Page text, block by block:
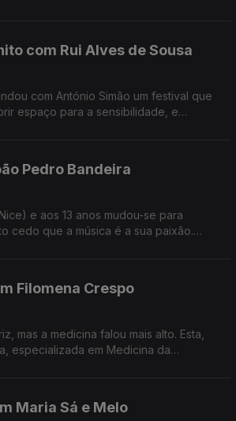
com Rui Alves de Sousa
com António Simão um festival que
espaço para a sensibilidade, e
Pedro Bandeira
e aos 13 anos mudou-se para
cedo que a música é a sua paixão.
Filomena Crespo
mas a medicina falou mais alto. Esta,
especializada em Medicina da
Maria Sá e Melo